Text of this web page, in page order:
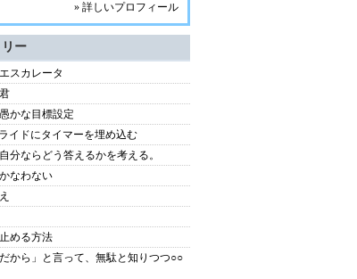
» 詳しいプロフィール
ー
スカレータ
かな目標設定
イドにタイマーを埋め込む
分ならどう答えるかを考える。
なわない
める方法
だから」と言って、無駄と知りつつ○○